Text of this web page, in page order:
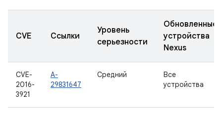
CVE Ссылки
Уровень
серьезности
Обновленные
устройства
Nexus
CVE-
2016-
3921
A-
29831647
Средний
Все
устройства